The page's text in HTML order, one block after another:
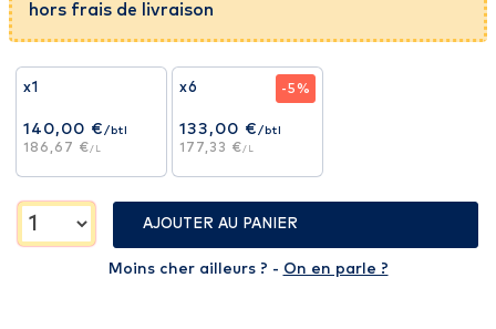
hors frais de livraison
x1
140,00 €/btl
186,67 €/L
x6 -5%
133,00 €/btl
177,33 €/L
AJOUTER AU PANIER
Moins cher ailleurs ? - On en parle ?